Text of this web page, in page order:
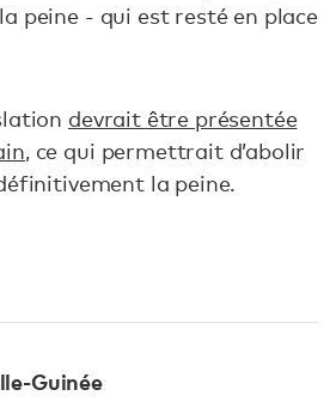
peine - qui est resté en place
devrait être présentée
, ce qui permettrait d’abolir
la peine.
Guinée